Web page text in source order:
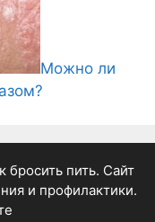
Можно ли
пить. Сайт
и профилактики.